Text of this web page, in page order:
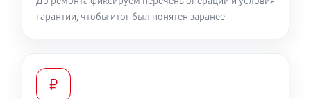
гарантии, чтобы итог был понятен заранее
₽